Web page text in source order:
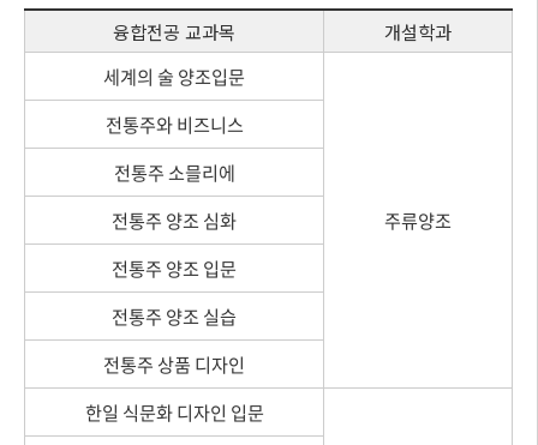
융합전공 교과목 개설학과
세계의 술 양조입문
주류양조
전통주와 비즈니스
전통주 소믈리에
전통주 양조 심화
전통주 양조 입문
전통주 양조 실습
전통주 상품 디자인
한일 식문화 디자인 입문